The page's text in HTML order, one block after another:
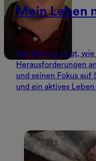
Mein Leben
Der Beitrag zeigt,
Herausforderungen
und seinen Fokus
und ein aktives